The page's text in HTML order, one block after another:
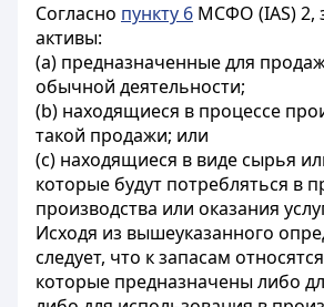
Согласно пункту 6 МСФО (IAS) 2,
активы:
(a) предназначенные для
обычной деятельности;
(b) находящиеся в процессе
такой продажи; или
(c) находящиеся в виде сырья
которые будут потребляться в
производства или оказания
Исходя из вышеуказанного
следует, что к запасам
которые предназначены либо